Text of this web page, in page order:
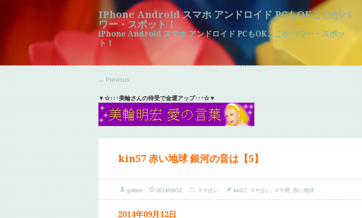
IPhone Android スマホ アンドロイド PCもOKここがパ
ワー・スポット！
iPhone Android スマホ アンドロイド PCもOKここがパワー・スポッ
ト！
← Previous
▼☆↑↑↑美輪さんの待受で金運アップ↑↑↑☆▼
kin57 赤い地球 銀河の音は【5】
golden 2014/09/12 マヤ占い kin57 マヤ占い マヤ暦 赤い地球
2014年09月12日